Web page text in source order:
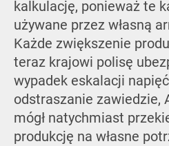
kalkulację, ponieważ te
używane przez własną
Każde zwiększenie
teraz krajowi polisę
wypadek eskalacji
odstraszanie zawiedzie,
mógł natychmiast
produkcję na własne